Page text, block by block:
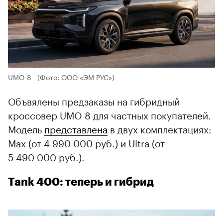
UMO 8 (Фото: ООО «ЭМ РУС»)
Объвялены предзаказы на гибридный
кроссовер UMO 8 для частных покупателей.
Модель представлена в двух комплектациях:
Max (от 4 990 000 руб.) и Ultra (от
5 490 000 руб.).
Tank 400: теперь и гибрид